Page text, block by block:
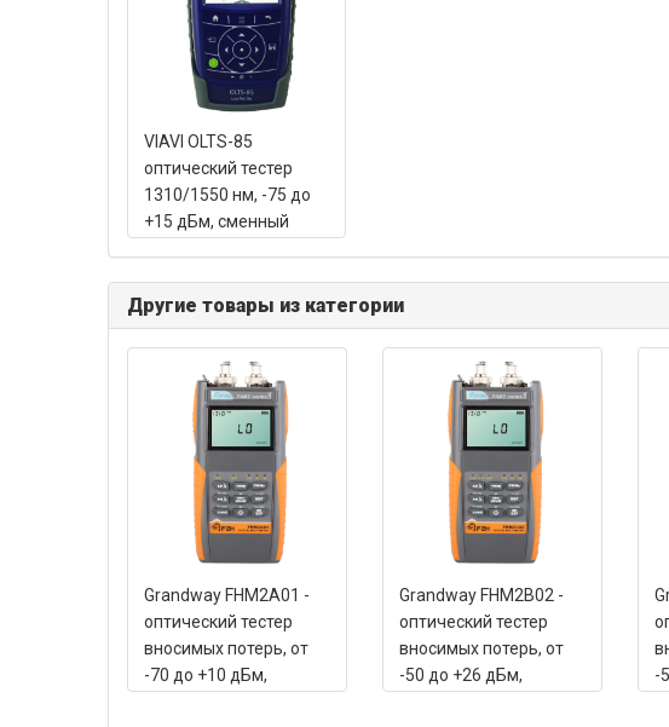
VIAVI OLTS-85
оптический тестер
1310/1550 нм, -75 до
+15 дБм, сменный
Другие товары из категории
Grandway FHM2A01 -
оптический тестер
вносимых потерь, от
-70 до +10 дБм,
Grandway FHM2B02 -
оптический тестер
вносимых потерь, от
-50 до +26 дБм,
-